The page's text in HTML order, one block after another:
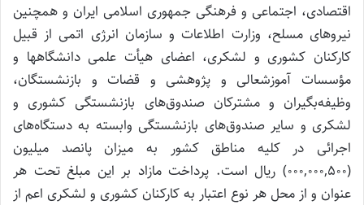
اقتصادی، اجتماعی و فرهنگی جمهوری اسلامی ایران و همچنین
نیرو‌های مسلح، وزارت اطلاعات و سازمان انرژی اتمی از قبیل
کارکنان کشوری و لشکری، اعضای هیأت علمی دانشگاهها و
مؤسسات آموزشعالی و پژوهشی و قضات و بازنشستگان،
وظیفه‌بگیران و مشترکان صندوق‌های بازنشستگی کشوری و
لشکری و سایر صندوق‌‌های بازنشستگی وابسته به دستگاه‌‌های
اجرائی در کلیه مناطق کشور به میزان پانصد میلیون
(۰۰۰,۰۰۰,۵۰۰) ریال است. پرداخت مازاد بر این مبلغ تحت هر
عنوان و از محل هر نوع اعتبار به کارکنان کشوری و لشکری اعم از